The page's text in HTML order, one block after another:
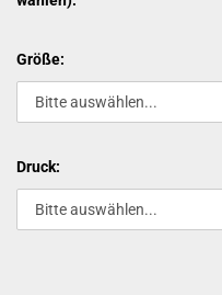
Größe:
Druck: